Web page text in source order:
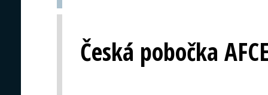
Česká pobočka